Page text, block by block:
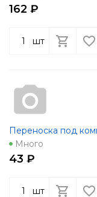
162 ₽
шт
Переноска под
Много
43 ₽
шт